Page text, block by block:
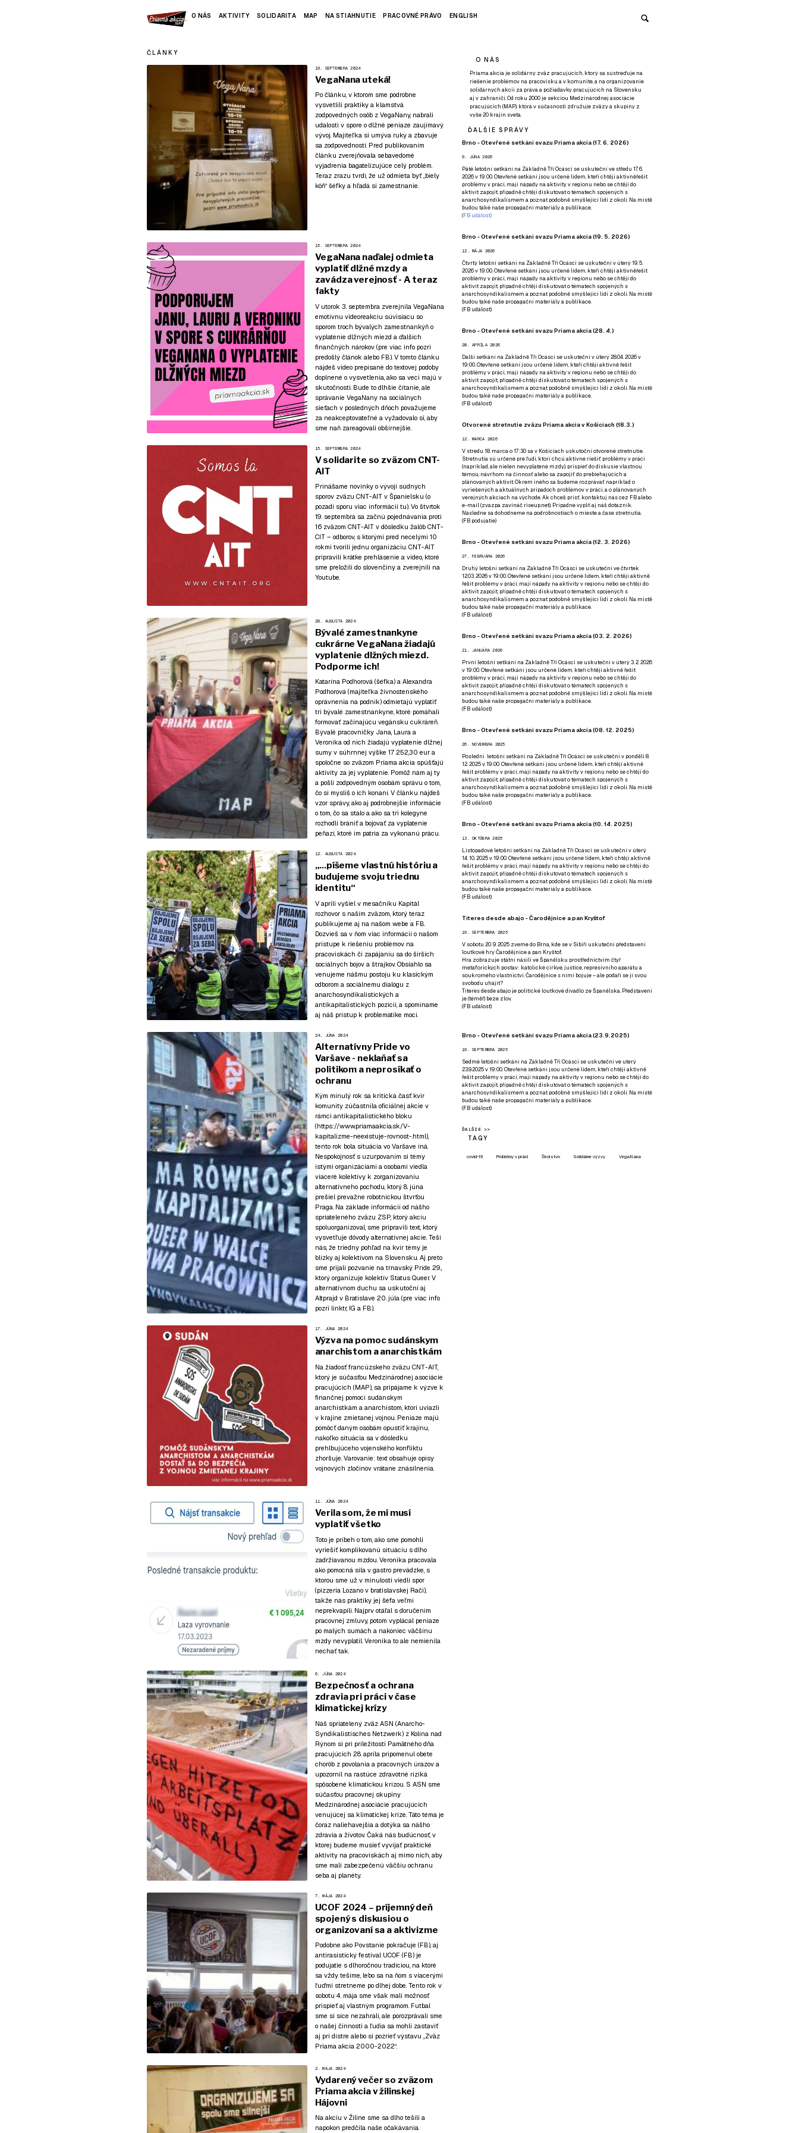
O NÁS AKTIVITY SOLIDARITA MAP NA STIAHNUTIE PRACOVNÉ PRÁVO ENGLISH
ČLÁNKY
19. SEPTEMBRA 2024
VegaNana uteká!
Po článku, v ktorom sme podrobne
vysvetlili praktiky a klamstvá
zodpovedných osôb z VegaNany, nabrali
udalosti v spore o dlžné peniaze zaujímavý
vývoj. Majiteľka si umýva ruky a zbavuje
sa zodpovednosti. Pred publikovaním
článku zverejňovala sebavedomé
vyjadrenia bagatelizujúce celý problém.
Teraz zrazu tvrdí, že už odmieta byť „biely
kôň“ šéfky a hľadá si zamestnanie.
15. SEPTEMBRA 2024
VegaNana naďalej odmieta
vyplatiť dlžné mzdy a
zavádza verejnosť - A teraz
fakty
V utorok 3. septembra zverejnila VegaNana
emotívnu videoreakciu súvisiacu so
sporom troch bývalých zamestnankýň o
vyplatenie dlžných miezd a ďalších
finančných nárokov (pre viac info pozri
predošlý článok alebo FB). V tomto článku
nájdeš video prepísané do textovej podoby
doplnené o vysvetlenia, ako sa veci majú v
skutočnosti. Bude to dlhšie čítanie, ale
správanie VegaNany na sociálnych
sieťach v posledných dňoch považujeme
za neakceptovateľné a vyžadovalo si, aby
sme naň zareagovali obšírnejšie.
15. SEPTEMBRA 2024
V solidarite so zväzom CNT-
AIT
Prinášame novinky o vývoji súdnych
sporov zväzu CNT-AIT v Španielsku (o
pozadí sporu viac informácií tu). Vo štvrtok
19. septembra sa začnú pojednávania proti
16 zväzom CNT-AIT v dôsledku žalôb CNT-
CIT – odborov, s ktorými pred necelými 10
rokmi tvorili jednu organizáciu. CNT-AIT
pripravili krátke prehlásenie a video, ktoré
sme preložili do slovenčiny a zverejnili na
Youtube.
28. AUGUSTA 2024
Bývalé zamestnankyne
cukrárne VegaNana žiadajú
vyplatenie dlžných miezd.
Podporme ich!
Katarína Podhorová (šéfka) a Alexandra
Podhorová (majiteľka živnostenského
oprávnenia na podnik) odmietajú vyplatiť
tri bývalé zamestnankyne, ktoré pomáhali
formovať začínajúcu vegánsku cukráreň.
Bývalé pracovníčky Jana, Laura a
Veronika od nich žiadajú vyplatenie dlžnej
sumy v súhrnnej výške 17 252,30 eur a
spoločne so zväzom Priama akcia spúšťajú
aktivity za jej vyplatenie. Pomôž nám aj ty
a pošli zodpovedným osobám správu o tom,
čo si myslíš o ich konaní. V článku nájdeš
vzor správy, ako aj podrobnejšie informácie
o tom, čo sa stalo a ako sa tri kolegyne
rozhodli brániť a bojovať za vyplatenie
peňazí, ktoré im patria za vykonanú prácu.
12. AUGUSTA 2024
„...píšeme vlastnú históriu a
budujeme svoju triednu
identitu“
V apríli vyšiel v mesačníku Kapitál
rozhovor s naším zväzom, ktorý teraz
publikujeme aj na našom webe a FB.
Dozvieš sa v ňom viac informácií o našom
prístupe k riešeniu problémov na
pracoviskách či zapájaniu sa do širších
sociálnych bojov a štrajkov. Obsiahlo sa
venujeme nášmu postoju ku klasickým
odborom a sociálnemu dialógu z
anarchosyndikalistických a
antikapitalistických pozícií, a spomíname
aj náš prístup k problematike moci.
24. JÚNA 2024
Alternatívny Pride vo
Varšave - neklaňať sa
politikom a neprosíkať o
ochranu
Kým minulý rok sa kritická časť kvír
komunity zúčastnila oficiálnej akcie v
rámci antikapitalistického bloku
(https://www.priamaakcia.sk/V-
kapitalizme-neexistuje-rovnost-.html),
tento rok bola situácia vo Varšave iná.
Nespokojnosť s uzurpovaním si témy
istými organizáciami a osobami viedla
viaceré kolektívy k zorganizovaniu
alternatívneho pochodu, ktorý 8. júna
prešiel prevažne robotníckou štvrťou
Praga. Na základe informácií od nášho
spriateleného zväzu ZSP, ktorý akciu
spoluorganizoval, sme pripravili text, ktorý
vysvetľuje dôvody alternatívnej akcie. Teší
nás, že triedny pohľad na kvír témy je
blízky aj kolektívom na Slovensku. Aj preto
sme prijali pozvanie na trnavský Pride 29.,
ktorý organizuje kolektív Status Queer. V
alternatívnom duchu sa uskutoční aj
Altprajd v Bratislave 20. júla (pre viac info
pozri linktr, IG a FB).
17. JÚNA 2024
Výzva na pomoc sudánskym
anarchistom a anarchistkám
Na žiadosť francúzskeho zväzu CNT-AIT,
ktorý je súčasťou Medzinárodnej asociácie
pracujúcich (MAP), sa pripájame k výzve k
finančnej pomoci sudánskym
anarchistkám a anarchistom, ktorí uviazli
v krajine zmietanej vojnou. Peniaze majú
pomôcť daným osobám opustiť krajinu,
nakoľko situácia sa v dôsledku
prehlbujúceho vojenského konfliktu
zhoršuje. Varovanie: text obsahuje opisy
vojnových zločinov vrátane znásilnenia.
11. JÚNA 2024
Verila som, že mi musí
vyplatiť všetko
Toto je príbeh o tom, ako sme pomohli
vyriešiť komplikovanú situáciu s dlho
zadržiavanou mzdou. Veronika pracovala
ako pomocná sila v gastro prevádzke, s
ktorou sme už v minulosti viedli spor
(pizzeria Lozano v bratislavskej Rači),
takže nás praktiky jej šéfa veľmi
neprekvapili. Najprv otáľal s doručením
pracovnej zmluvy, potom vyplácal peniaze
po malých sumách a nakoniec väčšinu
mzdy nevyplatil. Veronika to ale nemienila
nechať tak.
6. JÚNA 2024
Bezpečnosť a ochrana
zdravia pri práci v čase
klimatickej krízy
Náš spriatelený zväz ASN (Anarcho-
Syndikalistisches Netzwerk) z Kolína nad
Rýnom si pri príležitosti Pamätného dňa
pracujúcich 28. apríla pripomenul obete
chorôb z povolania a pracovných úrazov a
upozornil na rastúce zdravotné riziká
spôsobené klimatickou krízou. S ASN sme
súčasťou pracovnej skupiny
Medzinárodnej asociácie pracujúcich
venujúcej sa klimatickej kríze. Táto téma je
čoraz naliehavejšia a dotýka sa nášho
zdravia a životov. Čaká nás budúcnosť, v
ktorej budeme musieť vyvíjať praktické
aktivity na pracoviskách aj mimo nich, aby
sme mali zabezpečenú väčšiu ochranu
seba aj planéty.
7. MÁJA 2024
UCOF 2024 – príjemný deň
spojený s diskusiou o
organizovaní sa a aktivizme
Podobne ako Povstanie pokračuje (FB), aj
antirasistický festival UCOF (FB) je
podujatie s dlhoročnou tradíciou, na ktoré
sa vždy tešíme, lebo sa na ňom s viacerými
ľuďmi stretneme po dlhej dobe. Tento rok v
sobotu 4. mája sme však mali možnosť
prispieť aj vlastným programom. Futbal
sme si síce nezahrali, ale porozprávali sme
o našej činnosti a ľudia sa mohli zastaviť
aj pri distre alebo si pozrieť výstavu „Zväz
Priama akcia 2000-2022“.
2. MÁJA 2024
Vydarený večer so zväzom
Priama akcia v žilinskej
Hájovni
Na akciu v Žiline sme sa dlho tešili a
napokon predčila naše očakávania.
O NÁS
Priama akcia je solidárny zväz pracujúcich, ktorý sa sústreďuje na
riešenie problémov na pracovisku a v komunite, a na organizovanie
solidárnych akcií za práva a požiadavky pracujúcich na Slovensku
aj v zahraničí. Od roku 2000 je sekciou Medzinárodnej asociácie
pracujúcich (MAP), ktorá v súčasnosti združuje zväzy a skupiny z
vyše 20 krajín sveta.
ĎALŠIE SPRÁVY
Brno - Otevřené setkání svazu Priama akcia (17. 6. 2026)
9. JÚNA 2026
Páté letošní setkání na Základně Tři Ocásci se uskuteční ve středu 17. 6.
2026 v 19:00. Otevřené setkání jsou určené lidem, kteří chtějí aktivněřešit
problémy v práci, mají nápady na aktivity v regionu nebo se chtějí do
aktivit zapojit, případně chtějí diskutovat o tématech spojených s
anarchosyndikalismem a poznat podobně smýšlející lidi z okolí. Na místě
budou také naše propagační materiály a publikace.
(FB událost)
Brno - Otevřené setkání svazu Priama akcia (19. 5. 2026)
12. MÁJA 2026
Čtvrtý letošní setkání na Základně Tři Ocásci se uskuteční v úterý 19. 5.
2026 v 19:00. Otevřené setkání jsou určené lidem, kteří chtějí aktivněřešit
problémy v práci, mají nápady na aktivity v regionu nebo se chtějí do
aktivit zapojit, případně chtějí diskutovat o tématech spojených s
anarchosyndikalismem a poznat podobně smýšlející lidi z okolí. Na místě
budou také naše propagační materiály a publikace.
(FB událost)
Brno - Otevřené setkání svazu Priama akcia (28. 4.)
20. APRÍLA 2026
Další setkání na Základně Tři Ocásci se uskuteční v úterý 28.04. 2026 v
19:00. Otevřené setkání jsou určené lidem, kteří chtějí aktivně řešit
problémy v práci, mají nápady na aktivity v regionu nebo se chtějí do
aktivit zapojit, případně chtějí diskutovat o tématech spojených s
anarchosyndikalismem a poznat podobně smýšlející lidi z okolí. Na místě
budou také naše propagační materiály a publikace.
(FB událost)
Otvorené stretnutie zväzu Priama akcia v Košiciach (18.3.)
12. MARCA 2026
V stredu 18. marca o 17:30 sa v Košiciach uskutoční otvorené stretnutie.
Stretnutia sú určené pre ľudí, ktorí chcú aktívne riešiť problémy v práci
(napríklad, ale nielen nevyplatené mzdy), prispieť do diskusie vlastnou
témou, návrhom na činnosť alebo sa zapojiť do prebiehajúcich a
plánovaných aktivít. Okrem iného sa budeme rozprávať napríklad o
vyriešených a aktuálnych prípadoch problémov v práci, a o plánovaných
verejných akciach na východe. Ak chceš prísť, kontaktuj nás cez FBalebo
e-mail (zvazpa zavináč riseup.net). Prípadnevyplň aj náš dotazník.
Následne sa dohodneme na podrobnostiach o mieste a čase stretnutia.
(FB podujatie)
Brno - Otevřené setkání svazu Priama akcia (12. 3. 2026)
27. FEBRUÁRA 2026
Druhý letošní setkání na Základně Tři Ocásci se uskuteční ve čtvrtek
12.03. 2026 v 19:00. Otevřené setkání jsou určené lidem, kteří chtějí aktivně
řešit problémy v práci, mají nápady na aktivity v regionu nebo se chtějí do
aktivit zapojit, případně chtějí diskutovat o tématech spojených s
anarchosyndikalismem a poznat podobně smýšlející lidi z okolí. Na místě
budou také naše propagační materiály a publikace.
(FB událost)
Brno - Otevřené setkání svazu Priama akcia (03. 2. 2026)
21. JANUÁRA 2026
První letošní setkání na Základně Tři Ocásci se uskuteční v úterý 3. 2. 2026
v 19:00. Otevřené setkání jsou určené lidem, kteří chtějí aktivně řešit
problémy v práci, mají nápady na aktivity v regionu nebo se chtějí do
aktivit zapojit, případně chtějí diskutovat o tématech spojených s
anarchosyndikalismem a poznat podobně smýšlející lidi z okolí. Na místě
budou také naše propagační materiály a publikace.
(FB událost)
Brno - Otevřené setkání svazu Priama akcia (08. 12. 2025)
26. NOVEMBRA 2025
Poslední letošní setkání na Základně Tři Ocásci se uskuteční v ponděli 8.
12. 2025 v 19:00. Otevřené setkání jsou určené lidem, kteří chtějí aktivně
řešit problémy v práci, mají nápady na aktivity v regionu nebo se chtějí do
aktivit zapojit, případně chtějí diskutovat o tématech spojených s
anarchosyndikalismem a poznat podobně smýšlející lidi z okolí. Na místě
budou také naše propagační materiály a publikace.
(FB událost)
Brno - Otevřené setkání svazu Priama akcia (10. 14. 2025)
13. OKTÓBRA 2025
Listopadové letošní setkání na Základně Tři Ocásci se uskuteční v úterý
14. 10. 2025 v 19:00. Otevřené setkání jsou určené lidem, kteří chtějí aktivně
řešit problémy v práci, mají nápady na aktivity v regionu nebo se chtějí do
aktivit zapojit, případně chtějí diskutovat o tématech spojených s
anarchosyndikalismem a poznat podobně smýšlející lidi z okolí. Na místě
budou také naše propagační materiály a publikace.
(FB událost)
Títeres desde abajo - Čarodějnice a pan Kryštof
19. SEPTEMBRA 2025
V sobotu 20. 9. 2025 zveme do Brna, kde se v Sibiři uskuteční představení
loutkové hry Čarodějnice a pan Kryštof.
Hra zobrazuje státní násilí ve Španělsku prostřednictvím čtyř
metaforických postav: katolické církve, justice, represivního aparátu a
soukromého vlastnictví. Čarodějnice s nimi bojuje – ale podaří se jí svou
svobodu uhájit?
Títeres desde abajo je politické loutkové divadlo ze Španělska. Představení
je (téměř) beze zlov.
(FB událost)
Brno - Otevřené setkání svazu Priama akcia (23.9.2025)
19. SEPTEMBRA 2025
Sedmé letošní setkání na Základně Tři Ocásci se uskuteční ve uterý
23.9.2025 v 19:00. Otevřené setkání jsou určené lidem, kteří chtějí aktivně
řešit problémy v práci, mají nápady na aktivity v regionu nebo se chtějí do
aktivit zapojit, případně chtějí diskutovat o tématech spojených s
anarchosyndikalismem a poznat podobně smýšlející lidi z okolí. Na místě
budou také naše propagační materiály a publikace.
(FB událost)
ĎALŠIE >>
TAGY
covid-19 Problémy v práci Školstvo Solidárne výzvy VegaNana